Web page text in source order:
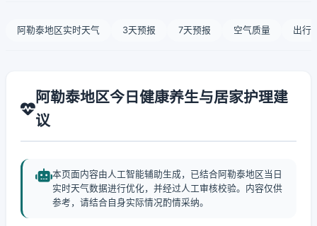
阿勒泰地区实时天气 3天预报 7天预报 空气质量 出行
阿勒泰地区今日健康养生与居家护理建
议
本页面内容由人工智能辅助生成，已结合阿勒泰地区当日
实时天气数据进行优化，并经过人工审核校验。内容仅供
参考，请结合自身实际情况酌情采纳。